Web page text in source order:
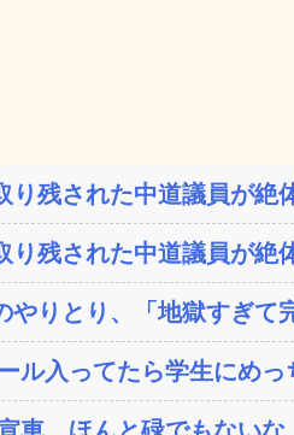
り残された中道議員が絶
り残された中道議員が絶
やりとり、「地獄すぎ
ル入ってたら学生にめっ
車、ほんと碌でもないな